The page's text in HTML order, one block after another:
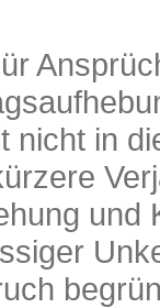
nicht in
und